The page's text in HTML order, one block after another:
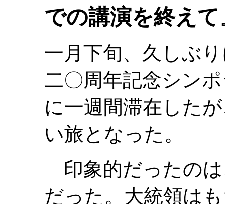
での講演を終えて
一月下旬、久しぶ
二〇周年記念シン
に一週間滞在した
い旅となった。
印象的だったの
だった。大統領は